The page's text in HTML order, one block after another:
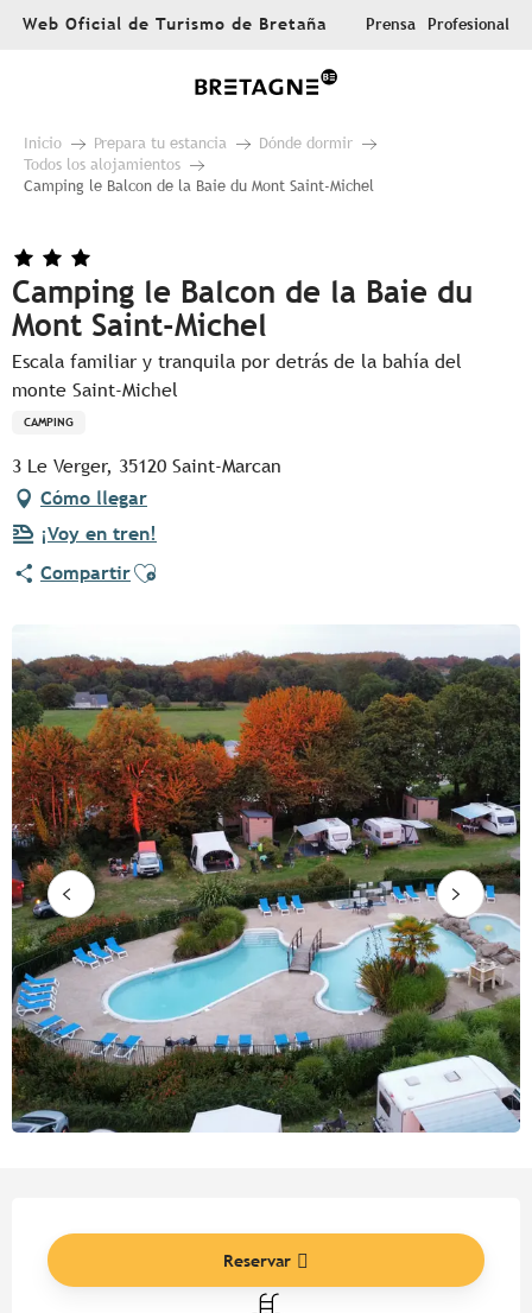
AllerWeb Oficial de Turismo de Bretaña Prensa Profesional
Inicio Prepara tu estancia
Dónde dormir
Todos los alojamientos
Camping le Balcon de la Baie du Mont Saint-Michel
Camping le Balcon de la Baie du
Mont Saint-Michel
Escala familiar y tranquila por detrás de la bahía del
monte Saint-Michel
CAMPING
3 Le Verger, 35120 Saint-Marcan
Cómo llegar
¡Voy en tren!
CompartirAjouter aux favoris
Reservar
Piscina